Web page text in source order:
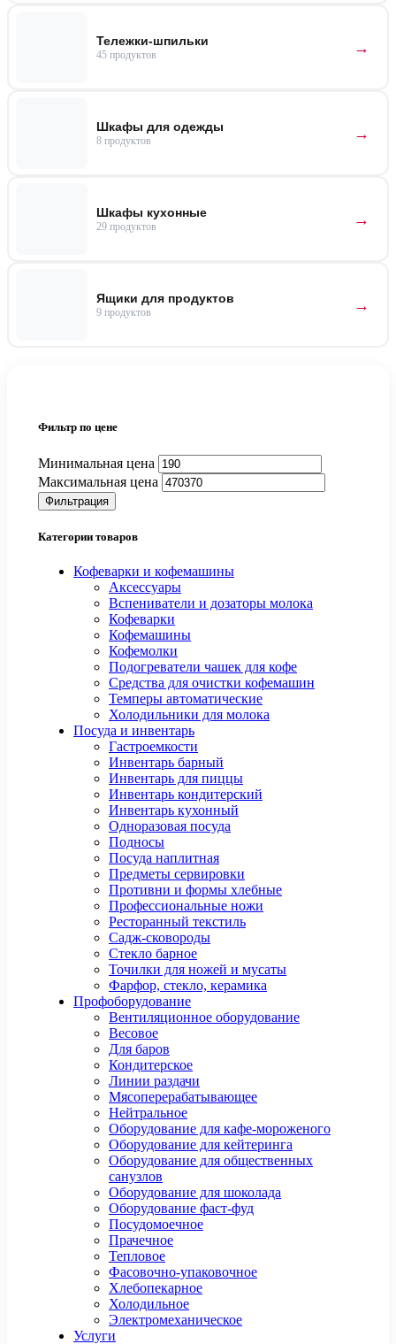
Тележки-шпильки
45 продуктов
Шкафы для одежды
8 продуктов
Шкафы кухонные
29 продуктов
Ящики для продуктов
9 продуктов
Фильтр по цене
Минимальная цена
Максимальная цена
Фильтрация
Категории товаров
Кофеварки и кофемашины
Аксессуары
Вспениватели и дозаторы молока
Кофеварки
Кофемашины
Кофемолки
Подогреватели чашек для кофе
Средства для очистки кофемашин
Темперы автоматические
Холодильники для молока
Посуда и инвентарь
Гастроемкости
Инвентарь барный
Инвентарь для пиццы
Инвентарь кондитерский
Инвентарь кухонный
Одноразовая посуда
Подносы
Посуда наплитная
Предметы сервировки
Противни и формы хлебные
Профессиональные ножи
Ресторанный текстиль
Садж-сковороды
Стекло барное
Точилки для ножей и мусаты
Фарфор, стекло, керамика
Профоборудование
Вентиляционное оборудование
Весовое
Для баров
Кондитерское
Линии раздачи
Мясоперерабатывающее
Нейтральное
Оборудование для кафе-мороженого
Оборудование для кейтеринга
Оборудование для общественных
санузлов
Оборудование для шоколада
Оборудование фаст-фуд
Посудомоечное
Прачечное
Тепловое
Фасовочно-упаковочное
Хлебопекарное
Холодильное
Электромеханическое
Услуги